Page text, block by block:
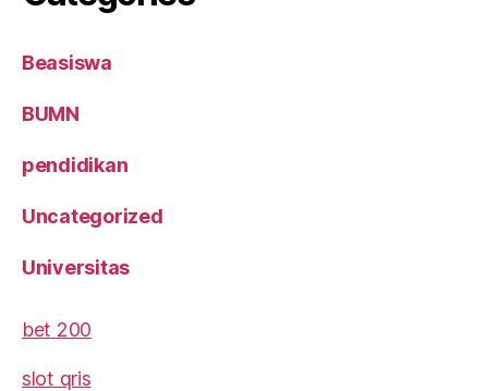
Beasiswa
BUMN
pendidikan
Uncategorized
Universitas
bet 200
slot qris